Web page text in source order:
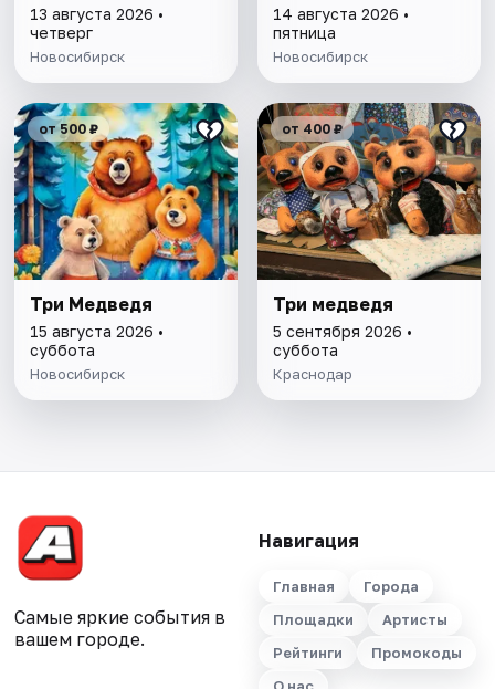
13 августа 2026 •
четверг
Новосибирск
14 августа 2026 •
пятница
Новосибирск
от 500 ₽
Три Медведя
15 августа 2026 •
суббота
Новосибирск
от 400 ₽
Три медведя
5 сентября 2026 •
суббота
Краснодар
Самые яркие события в
вашем городе.
Навигация
Главная
Города
Площадки
Артисты
Рейтинги
Промокоды